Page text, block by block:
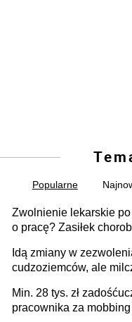
Popularne
Zwolnienie lekarskie
o pracę? Zasiłek
dni od ustania
Idą zmiany w
cudzoziemców, ale
Min. 28 tys. zł
pracownika za